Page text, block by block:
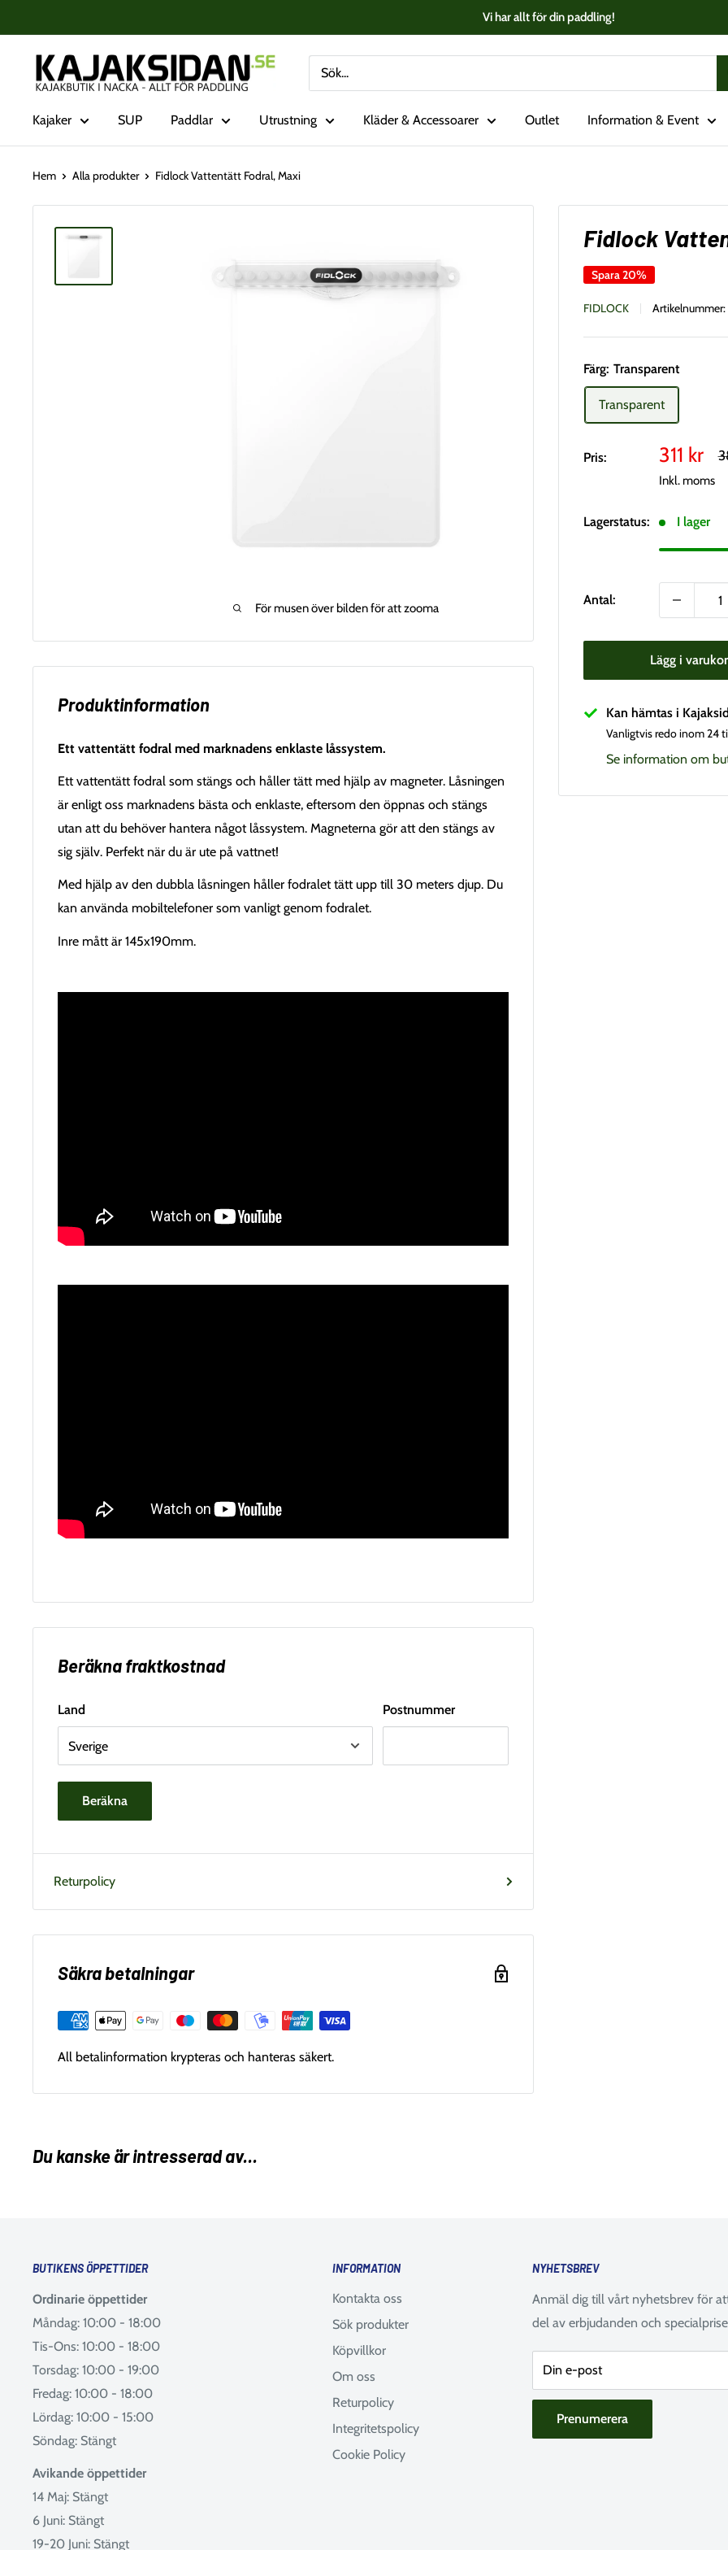
till
innehåll
Vi har allt för din paddling!
Kajaksidan
Kajaker SUP Paddlar Utrustning Kläder & Accessoarer Outlet Information & Event
Hem Alla produkter Fidlock Vattentätt Fodral, Maxi
För musen över bilden för att zooma
Fidlock
Spara 20%
FIDLOCK Artikelnummer:
Färg: Transparent
Transparent
Pris:
Vårt
pris
311 kr
Inkl. moms
Lagerstatus: I lager
Antal:
Lägg i
Kan hämtas i
Vanligtvis redo inom 24
Se information om
Produktinformation
Ett vattentätt fodral med marknadens enklaste låssystem.
Ett vattentätt fodral som stängs och håller tätt med hjälp av magneter. Låsningen
är enligt oss marknadens bästa och enklaste, eftersom den öppnas och stängs
utan att du behöver hantera något låssystem. Magneterna gör att den stängs av
sig själv. Perfekt när du är ute på vattnet!
Med hjälp av den dubbla låsningen håller fodralet tätt upp till 30 meters djup. Du
kan använda mobiltelefoner som vanligt genom fodralet.
Inre mått är 145x190mm.
Beräkna fraktkostnad
Land Postnummer
Beräkna
Returpolicy
Säkra betalningar
All betalinformation krypteras och hanteras säkert.
Du kanske är intresserad av...
BUTIKENS ÖPPETTIDER
Ordinarie öppettider
Måndag: 10:00 - 18:00
Tis-Ons: 10:00 - 18:00
Torsdag: 10:00 - 19:00
Fredag: 10:00 - 18:00
Lördag: 10:00 - 15:00
Söndag: Stängt
Avikande öppettider
14 Maj: Stängt
6 Juni: Stängt
19-20 Juni: Stängt
INFORMATION
Kontakta oss
Sök produkter
Köpvillkor
Om oss
Returpolicy
Integritetspolicy
Cookie Policy
NYHETSBREV
Anmäl dig till vårt nyhetsbrev för
del av erbjudanden och
Din e-post
Prenumerera